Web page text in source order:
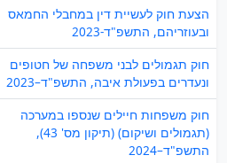
הצעת חוק לעשיית דין במחבלי החמאס
ובעוזריהם, התשפ"ד-2023
חוק תגמולים לבני משפחה של חטופים
ונעדרים בפעולת איבה, התשפ"ד–2023
חוק משפחות חיילים שנספו במערכה
(תגמולים ושיקום) (תיקון מס' 43),
התשפ"ד–2024